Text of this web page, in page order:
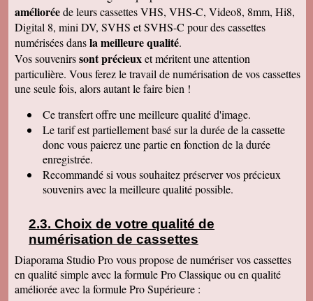
Merci pour le travail. Nos souvenirs sont sauvés
: une grande joie pour mes enfants et mes
petits enfants. Je vous recommanderais dans
mon entourage pour votre sérieux. Merci
encore.
Aurélie V
Bonjour Sandrine !! J'ai mis du temps pour vous
écrire un commentaire très positif car nous
Merveilleux travail !!! Les films sont super !!
Excellente qualité d'images malgré l'âge des K7
:) Vous êtes une personne de confiance et je
suis heureuse de vous avoir confié les vidéos
de ma Maman décédée !! Je vous recommande
vraiment !! Prenez bien soin de vous !! Au
plaisir
Gislaine P
pas que ça rendrait aussi bien du fait que mes
cassettes sont vieilles plus de 30 ans ! Je vais
parler de vous à ma soeur qui a des cassettes a
copier aussi sur des cd. Bonne journée
Félix F.
amélioréede leurs cassettes VHS, VHS-C, Video8, 8mm, Hi8,
Digital 8, mini DV, SVHS et SVHS-C pour des cassettes
numérisées dansla meilleure qualité.
Vos souvenirssont précieuxet méritent une attention
particulière. Vous ferez le travail de numérisation de vos cassettes
une seule fois, alors autant le faire bien !
Ce transfertoffre une meilleure qualité d'image.
Le tarif est partiellement basé sur la durée de la cassette
donc vous paierez une partie en fonction de la durée
enregistrée.
Recommandé si vous souhaitez préserver vos précieux
souvenirs avec la meilleure qualité possible.
Choix de votre qualité de
numérisation de cassettes
Diaporama Studio Pro vous propose de numériser vos cassettes
en qualité simple avec la formule Pro Classique ou en qualité
améliorée avec la formule Pro Supérieure :